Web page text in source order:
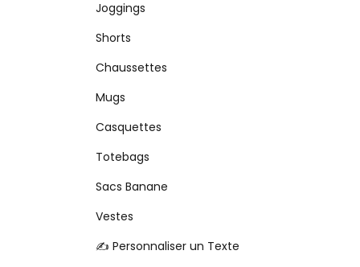
Joggings
Shorts
Chaussettes
Mugs
Casquettes
Totebags
Sacs Banane
Vestes
✍️ Personnaliser un Texte